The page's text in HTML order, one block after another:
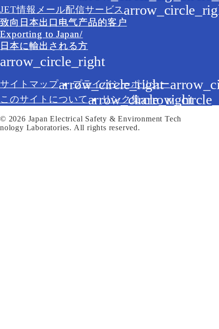
JET情報メール配信サービス
致向日本出口电气产品的客户
Exporting to Japan/
日本に輸出される方
サイトマップ
プライバシーポリシー
このサイトについて
リンク集
© 2026 Japan Electrical Safety & Environment Tech
nology Laboratories. All rights reserved.